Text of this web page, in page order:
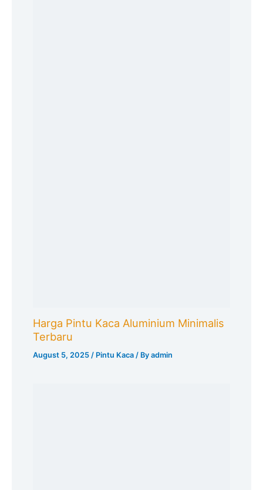
Harga Pintu Kaca Aluminium Minimalis
Terbaru
August 5, 2025 / Pintu Kaca / Byadmin